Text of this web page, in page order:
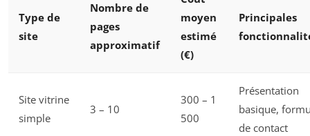
Type de
site
Nombre de
pages
approximatif
moyen
estimé
(€)
Principales
Site vitrine
simple
3 – 10
300 – 1
500
Présentation
basique,
de contact